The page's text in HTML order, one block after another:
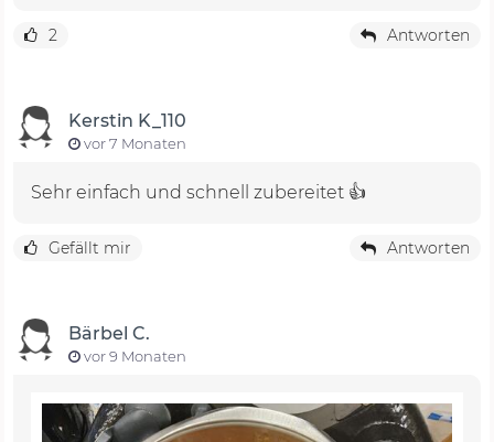
2 Antworten
Kerstin K_110
vor 7 Monaten
Sehr einfach und schnell zubereitet 👍
Gefällt mir Antworten
Bärbel C.
vor 9 Monaten